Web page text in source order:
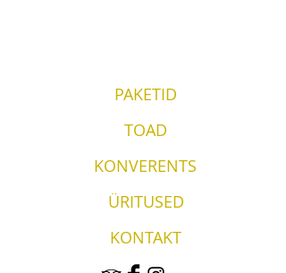
PAKETID
TOAD
KONVERENTS
ÜRITUSED
KONTAKT